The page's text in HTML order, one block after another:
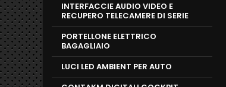
INTERFACCIE AUDIO VIDEO E
RECUPERO TELECAMERE DI SERIE
PORTELLONE ELETTRICO
BAGAGLIAIO
LUCI LED AMBIENT PER AUTO